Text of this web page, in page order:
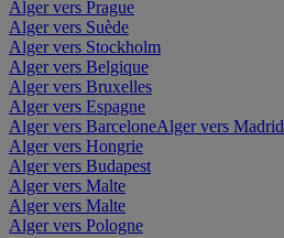
Alger vers Prague
Alger vers Suède
Alger vers Stockholm
Alger vers Belgique
Alger vers Bruxelles
Alger vers Espagne
Alger vers BarceloneAlger vers Madrid
Alger vers Hongrie
Alger vers Budapest
Alger vers Malte
Alger vers Malte
Alger vers Pologne